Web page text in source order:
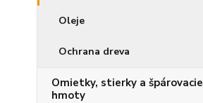
Oleje
Ochrana dreva
Omietky, stierky a špárovacie
hmoty